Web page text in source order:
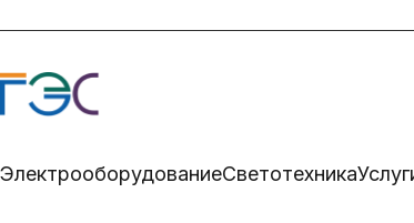
ЭлектрооборудованиеСветотехника